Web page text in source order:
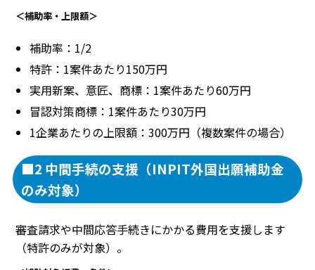
＜補助率・上限額＞
補助率：1/2
特許：1案件あたり150万円
実用新案、意匠、商標：1案件あたり60万円
冒認対策商標：1案件あたり30万円
1企業あたりの上限額：300万円（複数案件の場合）
■2 中間手続の支援（INPIT外国出願補助金
のみ対象）
審査請求や中間応答手続きにかかる費用を支援します
（特許のみが対象）。